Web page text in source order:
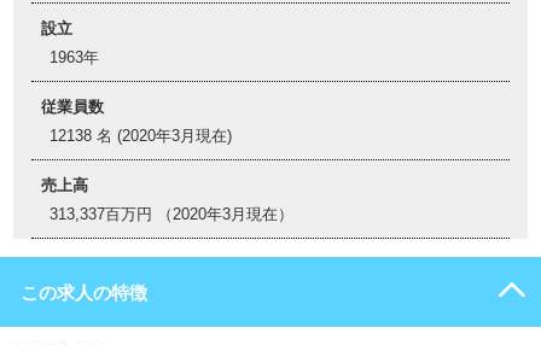
設立
1963年
従業員数
12138 名 (2020年3月現在)
売上高
313,337百万円 （2020年3月現在）
この求人の特徴